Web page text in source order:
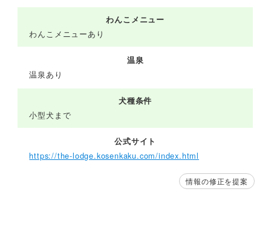
わんこメニュー
わんこメニューあり
温泉
温泉あり
犬種条件
小型犬まで
公式サイト
https://the-lodge.kosenkaku.com/index.html
情報の修正を提案